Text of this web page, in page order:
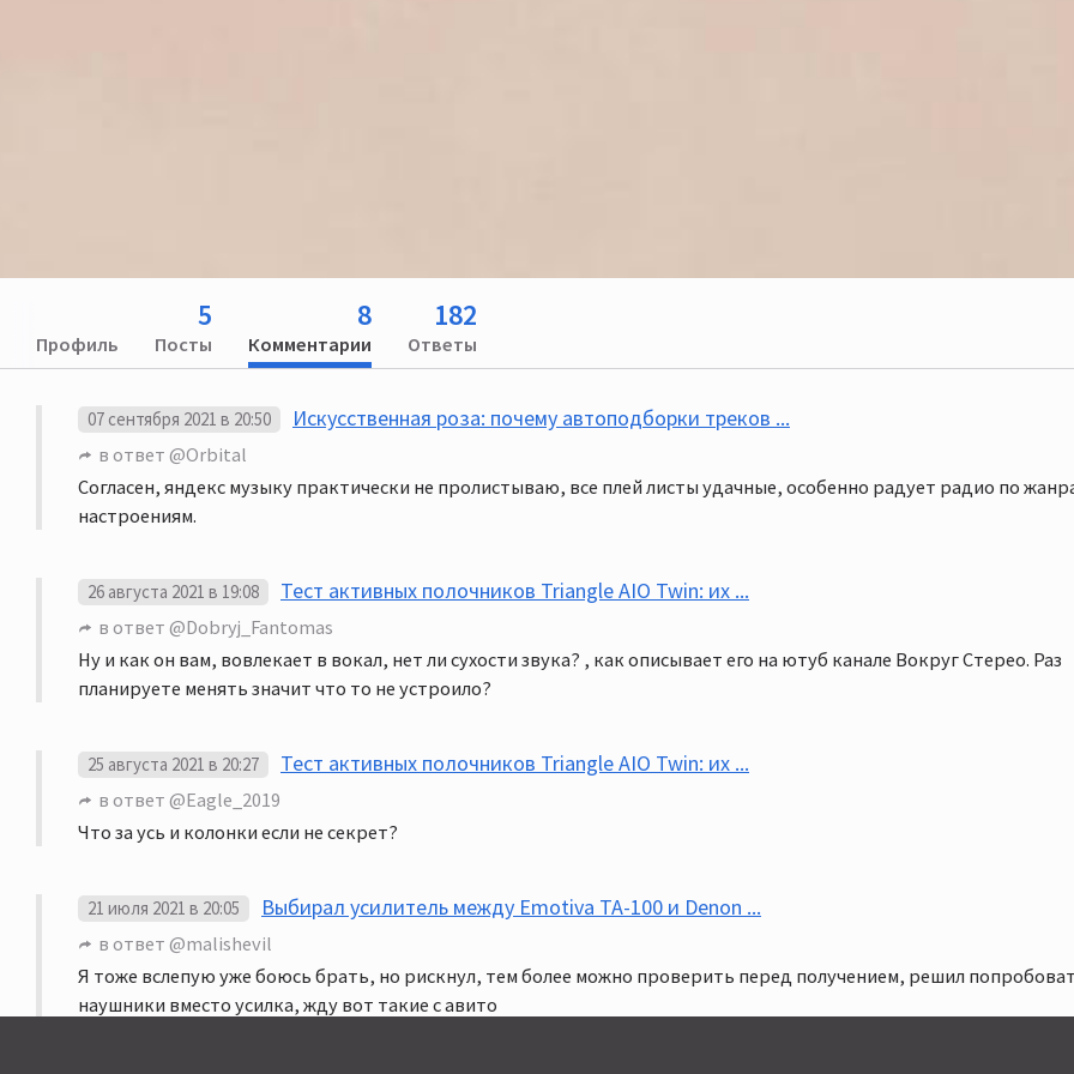
Профиль
5
Посты
8
Комментарии
182
Ответы
07 сентября 2021 в 20:50 Искусственная роза: почему автоподборки треков ...
в ответ @Orbital
Согласен, яндекс музыку практически не пролистываю, все плей листы удачные, особенно радует радио по
настроениям.
26 августа 2021 в 19:08 Тест активных полочников Triangle AIO Twin: их ...
в ответ @Dobryj_Fantomas
Ну и как он вам, вовлекает в вокал, нет ли сухости звука? , как описывает его на ютуб канале Вокруг Стерео. Раз
планируете менять значит что то не устроило?
25 августа 2021 в 20:27 Тест активных полочников Triangle AIO Twin: их ...
в ответ @Eagle_2019
Что за усь и колонки если не секрет?
21 июля 2021 в 20:05 Выбирал усилитель между Emotiva TA-100 и Denon ...
в ответ @malishevil
Я тоже вслепую уже боюсь брать, но рискнул, тем более можно проверить перед получением, решил
наушники вместо усилка, жду вот такие с авито